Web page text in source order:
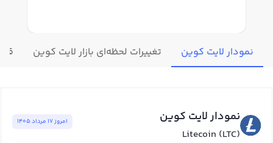
نمودار لایت کوین تغییرات لحظه‌ای بازار لایت کوین
نمودار لایت کوین
Litecoin (LTC)
امروز ١٧ مرداد ١٤٠٥